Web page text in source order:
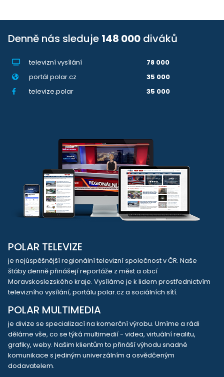
Denně nás sleduje 148 000 diváků
televizní vysílání
78 000
portál polar.cz
35 000
televize.polar
35 000
POLAR TELEVIZE
je nejúspěšnější regionální televizní společnost v ČR. Naše
štáby denně přinášejí reportáže z měst a obcí
Moravskoslezského kraje. Vysíláme je k lidem prostřednictvím
televizního vysílání, portálu polar.cz a sociálních sítí.
POLAR MULTIMEDIA
je divize se specializací na komerční výrobu. Umíme a rádi
děláme vše, co se týká multimedií - videa, virtuální realitu,
grafiky, weby. Našim klientům to přináší výhodu snadné
komunikace s jediným univerzálním a osvědčeným
dodavatelem.